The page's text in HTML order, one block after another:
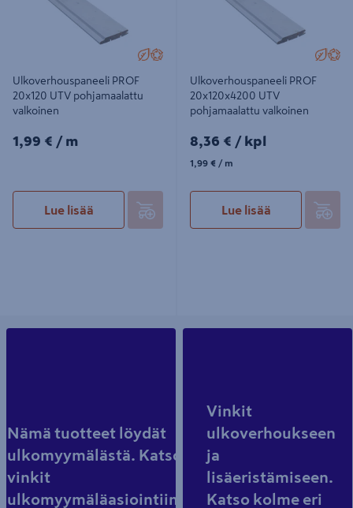
Ulkoverhouspaneeli PROF
20x120 UTV pohjamaalattu
valkoinen
1,99€/m
1,99 € / m
Lue lisää
Ulkoverhouspaneeli PROF
20x120x4200 UTV
pohjamaalattu valkoinen
8,36€/kpl
8,36 € / kpl
1,99€/m
1,99 € / m
Lue lisää
Nämä tuotteet löydät
ulkomyymälästä. Katso
vinkit
ulkomyymäläasiointiin.
Vinkit
ulkoverhoukseen
ja
lisäeristämiseen.
Katso kolme eri